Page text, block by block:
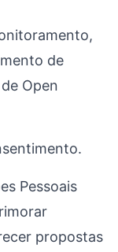
de
Open
Pessoais
propostas